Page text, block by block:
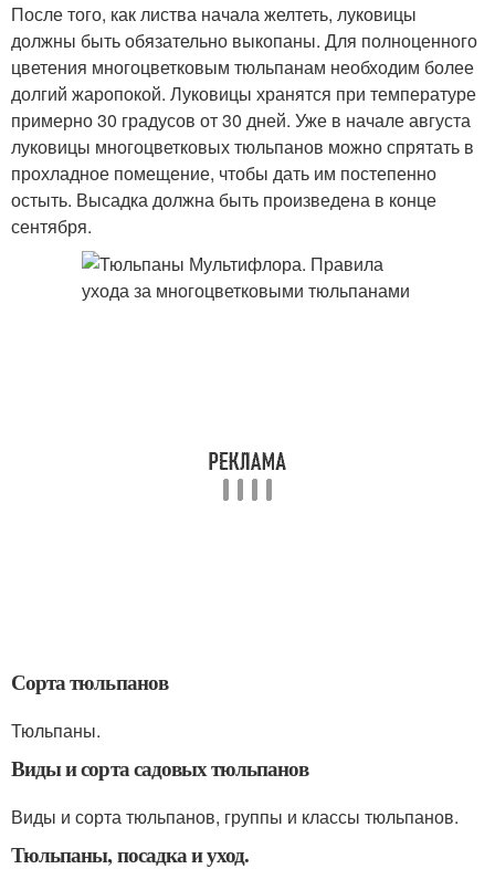
После того, как листва начала желтеть, луковицы
должны быть обязательно выкопаны. Для полноценного
цветения многоцветковым тюльпанам необходим более
долгий жаропокой. Луковицы хранятся при температуре
примерно 30 градусов от 30 дней. Уже в начале августа
луковицы многоцветковых тюльпанов можно спрятать в
прохладное помещение, чтобы дать им постепенно
остыть. Высадка должна быть произведена в конце
сентября.
Сорта тюльпанов
Тюльпаны.
Виды и сорта садовых тюльпанов
Виды и сорта тюльпанов, группы и классы тюльпанов.
Тюльпаны, посадка и уход.